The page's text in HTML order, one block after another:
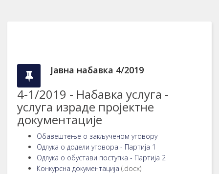
Јавна набавка 4/2019
4-1/2019 - Набавка услуга -
услуга израде пројектне
документације
Обавештење о закљученом уговору
Одлука о додели уговора - Партија 1
Одлука о обустави поступка - Партија 2
Конкурсна документација (.docx)